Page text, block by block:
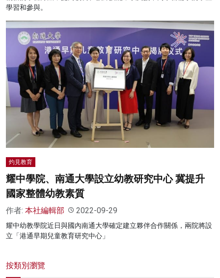
學習和參與。
灼見教育
耀中學院、南通大學設立幼教研究中心 冀提升
國家整體幼教素質
作者: 本社編輯部 2022-09-29
耀中幼教學院近日與國內南通大學確定建立夥伴合作關係，兩院將設
立「港通早期兒童教育研究中心」
按類別瀏覽